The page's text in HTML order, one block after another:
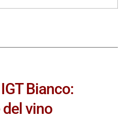
Bianco:
vino